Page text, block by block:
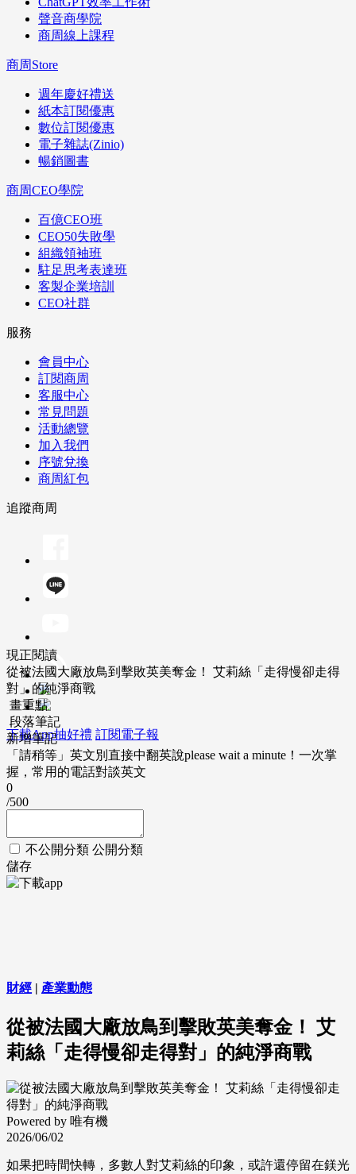
聲音商學院
商周線上課程
商周Store
週年慶好禮送
紙本訂閱優惠
數位訂閱優惠
電子雜誌(Zinio)
暢銷圖書
商周CEO學院
百億CEO班
CEO50失敗學
組織領袖班
駐足思考表達班
客製企業培訓
CEO社群
服務
會員中心
訂閱商周
客服中心
常見問題
活動總覽
加入我們
序號兌換
商周紅包
追蹤商周
下載App抽好禮 訂閱電子報
現正閱讀
從被法國大廠放鳥到擊敗英美奪金！ 艾莉絲「走得慢卻走得
對」的純淨商戰
畫重點
段落筆記
新增筆記
「請稍等」英文別直接中翻英說please wait a minute！一次掌
握，常用的電話對談英文
0
/500
不公開分類 公開分類
儲存
財經 | 產業動態
從被法國大廠放鳥到擊敗英美奪金！ 艾
莉絲「走得慢卻走得對」的純淨商戰
Powered by 唯有機
2026/06/02
如果把時間快轉，多數人對艾莉絲的印象，或許還停留在鎂光